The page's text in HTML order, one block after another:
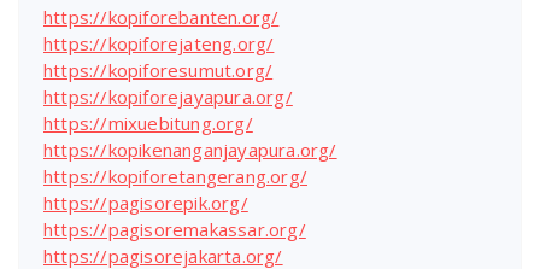
https://kopiforebanten.org/
https://kopiforejateng.org/
https://kopiforesumut.org/
https://kopiforejayapura.org/
https://mixuebitung.org/
https://kopikenanganjayapura.org/
https://kopiforetangerang.org/
https://pagisorepik.org/
https://pagisoremakassar.org/
https://pagisorejakarta.org/